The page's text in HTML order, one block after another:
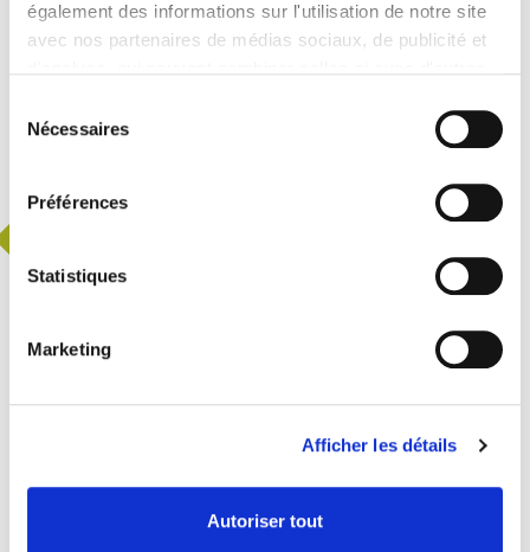
également des informations sur l'utilisation de notre site
avec nos partenaires de médias sociaux, de publicité et
collectées lors de votre utilisation de leurs services.
Nécessaires
Préférences
Statistiques
Marketing
Afficher les détails
Autoriser tout
Blalala